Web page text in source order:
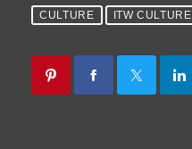
CULTURE ITW CULTURE